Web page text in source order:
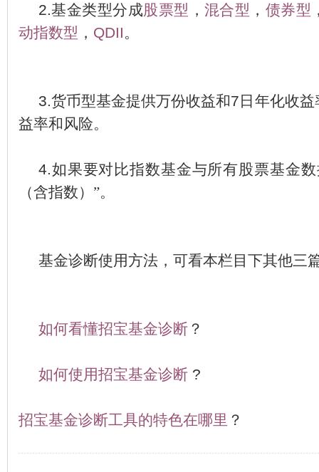
2.基金类型分成股票型 ， 混合型 ， 债券型
动指数型 ， QDII。
3.货币型基金提供万份收益和7 日年化收
益率和风险。
4.如果要对比指数基金与所有股票基金
（含指数）”。
基金诊断使用方法，可看本栏目下其他三
如何看懂招宝基金诊断 ？
如何使用招宝基金诊断 ?
招宝基金诊断工具的特色在哪里 ？